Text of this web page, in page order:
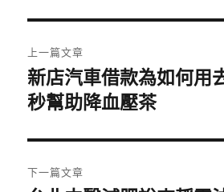
章
導
覽
上一篇文章
上
一
文
章:
新店汽車借款為如何用
秒幫助降血壓茶
下一篇文章